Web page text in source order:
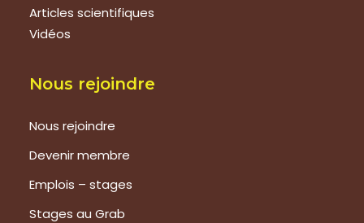
Articles scientifiques
Vidéos
Nous rejoindre
Nous rejoindre
Devenir membre
Emplois – stages
Stages au Grab